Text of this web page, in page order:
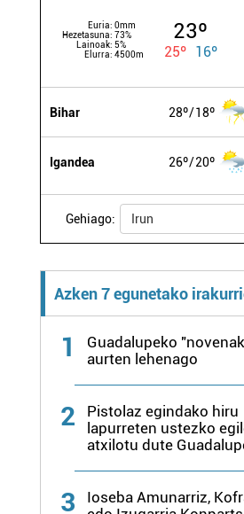
Euria: 0mm
Hezetasuna: 73%
Lainoak: 5%
Elurra: 4500m
23º
25º 16º
Bihar 28º 18º
Igandea 26º 20º
Gehiago: Irun
Azken 7 egunetako
1
Guadalupeko
aurten lehenago
2
Pistolaz egindako hiru
lapurreten ustezko
atxilotu dute
3
Ioseba Amunarriz,